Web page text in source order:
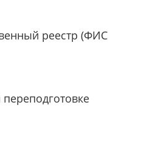
реестр (ФИС